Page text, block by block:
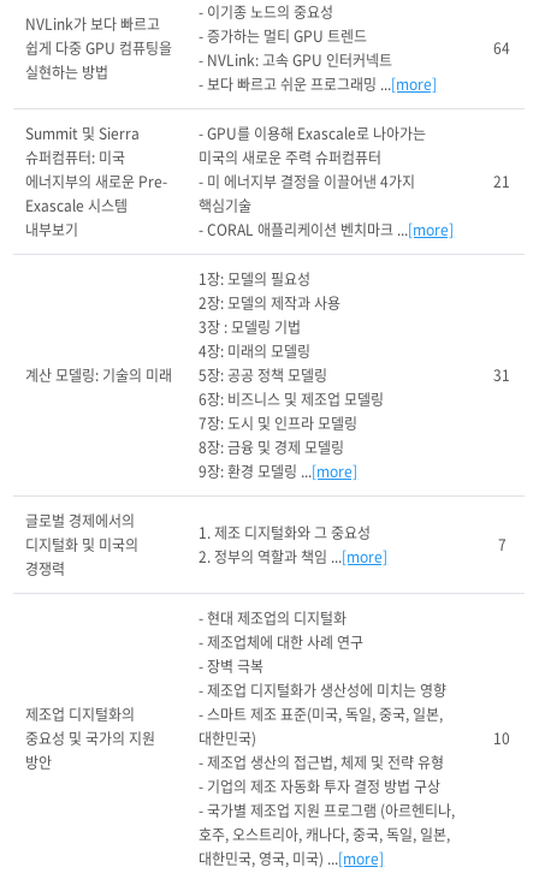
NVLink가 보다 빠르고
쉽게 다중 GPU 컴퓨팅을
실현하는 방법
- 이기종 노드의 중요성
- 증가하는 멀티 GPU 트렌드
- NVLink: 고속 GPU 인터커넥트
- 보다 빠르고 쉬운 프로그래밍 ...[more]
64
Summit 및 Sierra
슈퍼컴퓨터: 미국
에너지부의 새로운 Pre-
Exascale 시스템
내부보기
- GPU를 이용해 Exascale로 나아가는
미국의 새로운 주력 슈퍼컴퓨터
- 미 에너지부 결정을 이끌어낸 4가지
핵심기술
- CORAL 애플리케이션 벤치마크 ...[more]
21
계산 모델링: 기술의 미래
1장: 모델의 필요성
2장: 모델의 제작과 사용
3장 : 모델링 기법
4장: 미래의 모델링
5장: 공공 정책 모델링
6장: 비즈니스 및 제조업 모델링
7장: 도시 및 인프라 모델링
8장: 금융 및 경제 모델링
9장: 환경 모델링 ...[more]
31
글로벌 경제에서의
디지털화 및 미국의
경쟁력
1. 제조 디지털화와 그 중요성
2. 정부의 역할과 책임 ...[more]
7
제조업 디지털화의
중요성 및 국가의 지원
방안
- 현대 제조업의 디지털화
- 제조업체에 대한 사례 연구
- 장벽 극복
- 제조업 디지털화가 생산성에 미치는 영향
- 스마트 제조 표준(미국, 독일, 중국, 일본,
대한민국)
- 제조업 생산의 접근법, 체제 및 전략 유형
- 기업의 제조 자동화 투자 결정 방법 구상
- 국가별 제조업 지원 프로그램 (아르헨티나,
호주, 오스트리아, 캐나다, 중국, 독일, 일본,
대한민국, 영국, 미국) ...[more]
10